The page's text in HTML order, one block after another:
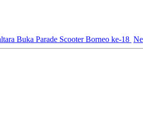
Buka Parade Scooter Borneo ke-18